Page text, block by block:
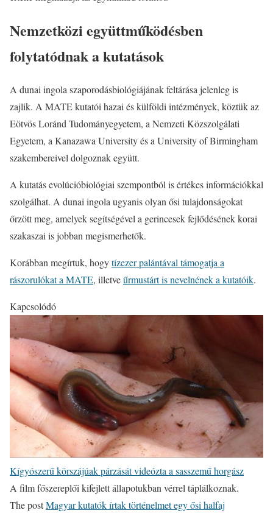
Nemzetközi együttműködésben
folytatódnak a kutatások
A dunai ingola szaporodásbiológiájának feltárása jelenleg is
zajlik. A MATE kutatói hazai és külföldi intézmények, köztük az
Eötvös Loránd Tudományegyetem, a Nemzeti Közszolgálati
Egyetem, a Kanazawa University és a University of Birmingham
szakembereivel dolgoznak együtt.
A kutatás evolúcióbiológiai szempontból is értékes információkkal
szolgálhat. A dunai ingola ugyanis olyan ősi tulajdonságokat
őrzött meg, amelyek segítségével a gerincesek fejlődésének korai
szakaszai is jobban megismerhetők.
Korábban megírtuk, hogytízezer palántával támogatja a
rászorulókat a MATE, illetveűrmustárt is nevelnének a kutatóik.
Kapcsolódó
Kígyószerű körszájúak párzását videózta a sasszemű horgász
A film főszereplői kifejlett állapotukban vérrel táplálkoznak.
The postMagyar kutatók írtak történelmet egy ősi halfaj